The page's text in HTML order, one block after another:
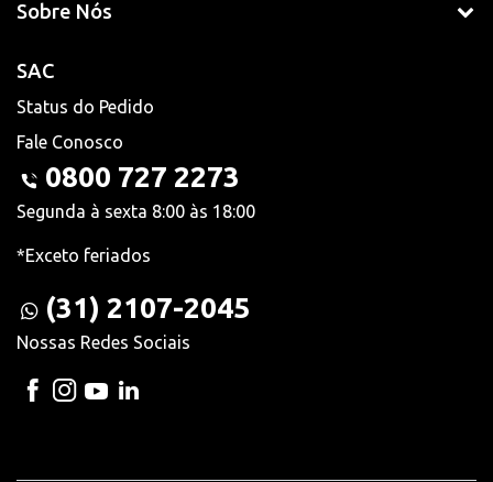
Sobre Nós
SAC
Status do Pedido
Fale Conosco
0800 727 2273
Segunda à sexta 8:00 às 18:00
*Exceto feriados
(31) 2107-2045
Nossas Redes Sociais